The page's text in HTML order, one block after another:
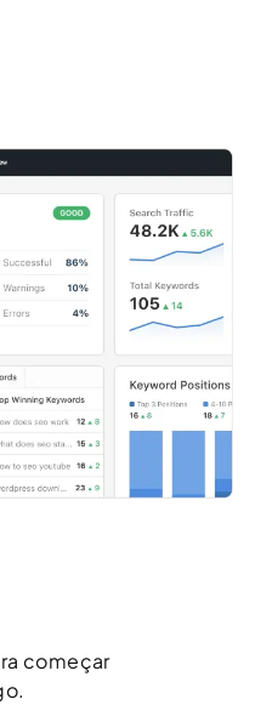
começar